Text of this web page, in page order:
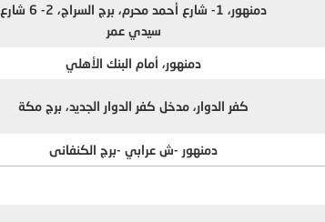
دمنهور، 1- شارع أحمد محرم، برج السراج، 2- 6 شارع
سيدي عمر
دمنهور، أمام البنك الأهلي
كفر الدوار، مدخل كفر الدوار الجديد، برج مكة
دمنهور -ش عرابي -برج الكنفانى